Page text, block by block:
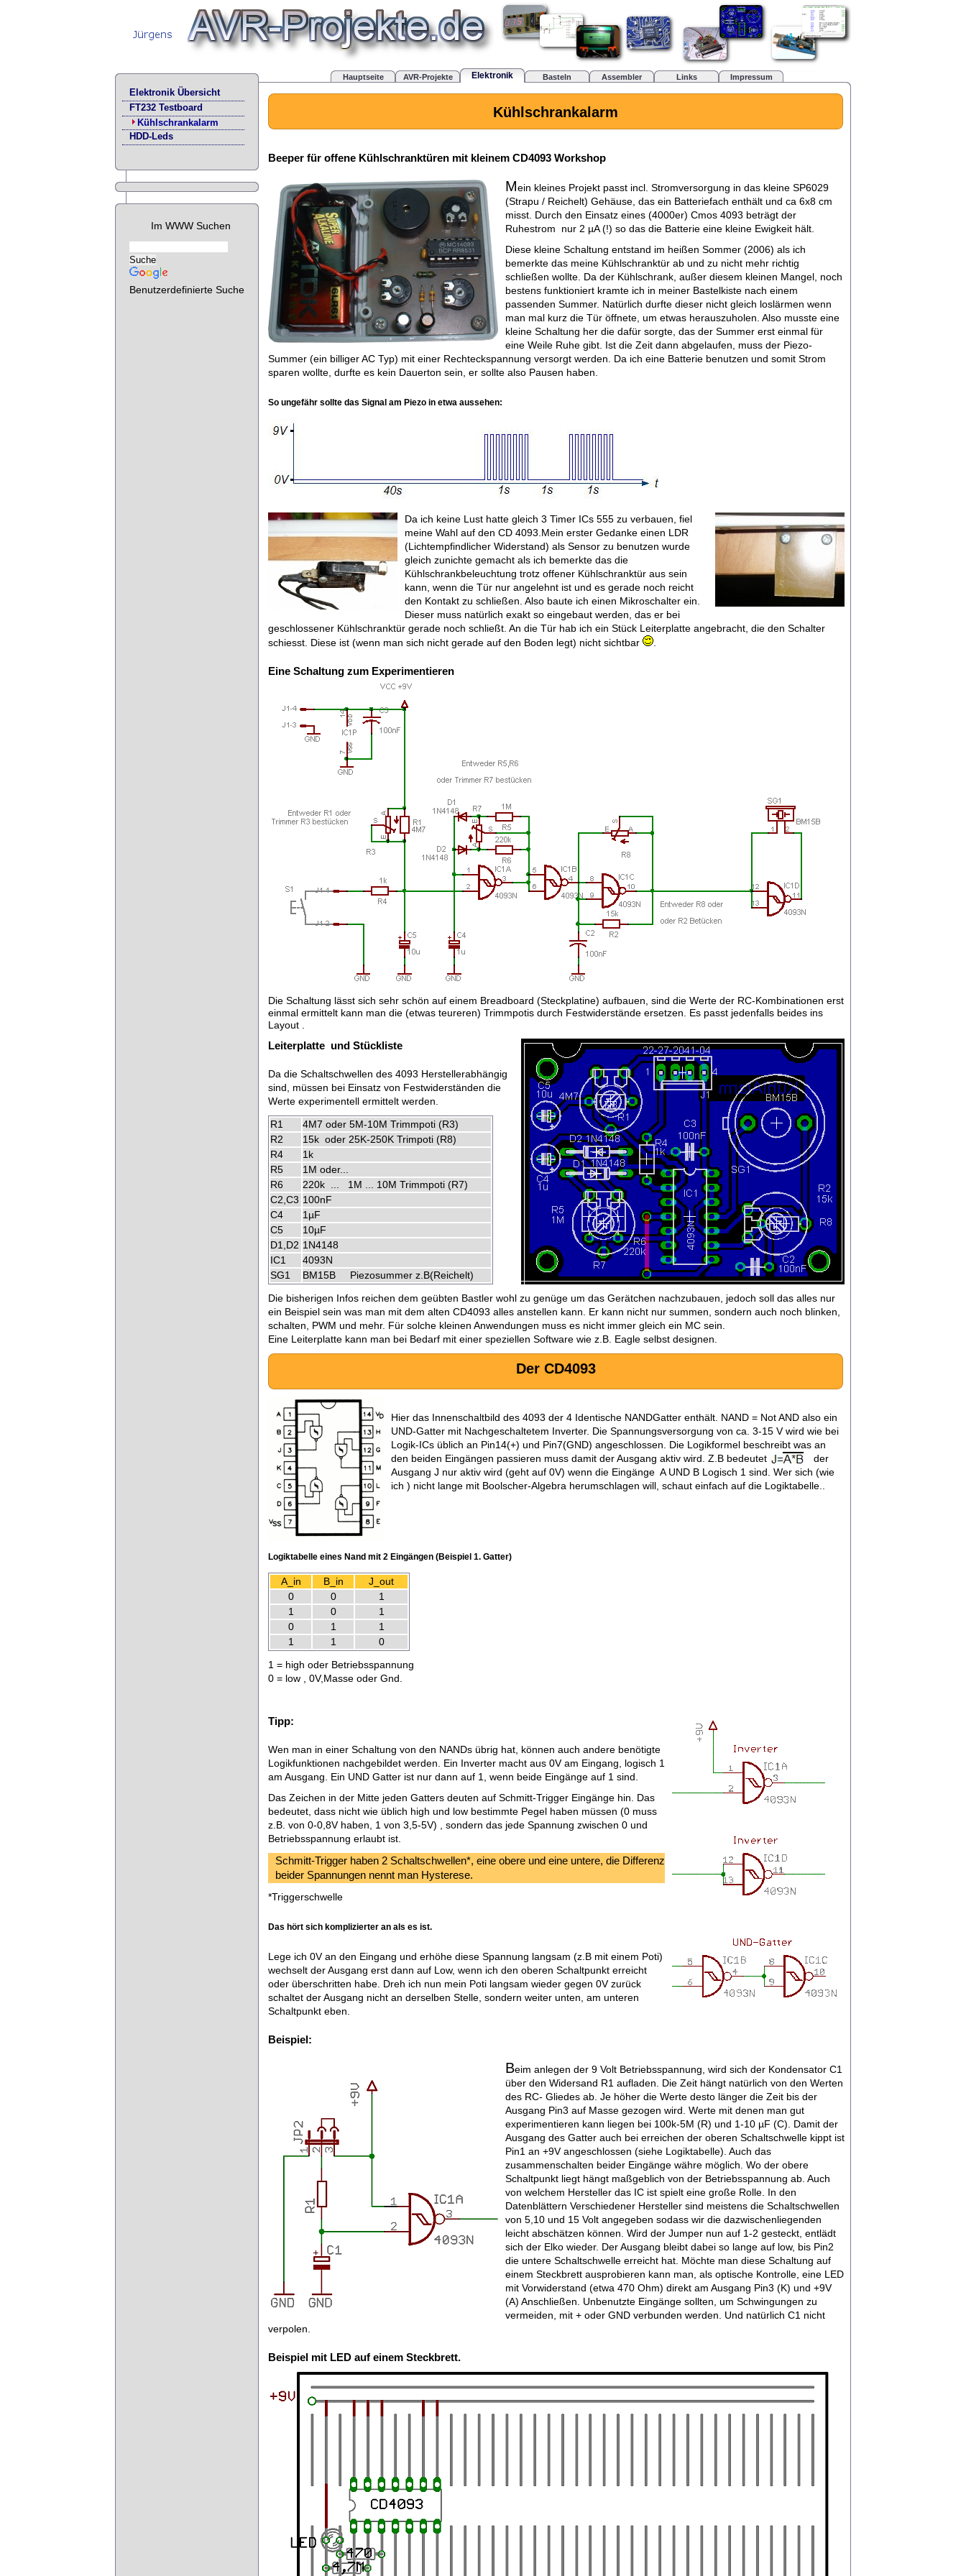
Hauptseite AVR-Projekte Elektronik Basteln Assembler Links Impressum
Elektronik Übersicht
FT232 Testboard
Kühlschrankalarm
HDD-Leds
Im WWW Suchen
Benutzerdefinierte Suche
Kühlschrankalarm
Beeper für offene Kühlschranktüren mit kleinem CD4093 Workshop
Mein kleines Projekt passt incl. Stromversorgung in das kleine SP6029
(Strapu / Reichelt) Gehäuse, das ein Batteriefach enthält und ca 6x8 cm
misst. Durch den Einsatz eines (4000er) Cmos 4093 beträgt der
Ruhestrom nur 2 µA (!) so das die Batterie eine kleine Ewigkeit hält.
Diese kleine Schaltung entstand im heißen Sommer (2006) als ich
bemerkte das meine Kühlschranktür ab und zu nicht mehr richtig
schließen wollte. Da der Kühlschrank, außer diesem kleinen Mangel, noch
bestens funktioniert kramte ich in meiner Bastelkiste nach einem
passenden Summer. Natürlich durfte dieser nicht gleich loslärmen wenn
man mal kurz die Tür öffnete, um etwas herauszuholen. Also musste eine
kleine Schaltung her die dafür sorgte, das der Summer erst einmal für
eine Weile Ruhe gibt. Ist die Zeit dann abgelaufen, muss der Piezo-
Summer (ein billiger AC Typ) mit einer Rechteckspannung versorgt werden. Da ich eine Batterie benutzen und somit Strom
sparen wollte, durfte es kein Dauerton sein, er sollte also Pausen haben.
So ungefähr sollte das Signal am Piezo in etwa aussehen:
Da ich keine Lust hatte gleich 3 Timer ICs 555 zu verbauen, fiel
meine Wahl auf den CD 4093.Mein erster Gedanke einen LDR
(Lichtempfindlicher Widerstand) als Sensor zu benutzen wurde
gleich zunichte gemacht als ich bemerkte das die
Kühlschrankbeleuchtung trotz offener Kühlschranktür aus sein
kann, wenn die Tür nur angelehnt ist und es gerade noch reicht
den Kontakt zu schließen. Also baute ich einen Mikroschalter ein.
Dieser muss natürlich exakt so eingebaut werden, das er bei
geschlossener Kühlschranktür gerade noch schließt. An die Tür hab ich ein Stück Leiterplatte angebracht, die den Schalter
schiesst. Diese ist (wenn man sich nicht gerade auf den Boden legt) nicht sichtbar
Eine Schaltung zum Experimentieren
Die Schaltung lässt sich sehr schön auf einem Breadboard (Steckplatine) aufbauen, sind die Werte der RC-Kombinationen erst
einmal ermittelt kann man die (etwas teureren) Trimmpotis durch Festwiderstände ersetzen. Es passt jedenfalls beides ins
Layout .
Leiterplatte und Stückliste
Da die Schaltschwellen des 4093 Herstellerabhängig
sind, müssen bei Einsatz von Festwiderständen die
Werte experimentell ermittelt werden.
R1
4M7 oder 5M-10M Trimmpoti (R3)
R2
15k oder 25K-250K Trimpoti (R8)
R4
1k
R5
1M oder...
R6
220k ... 1M ... 10M Trimmpoti (R7)
C2,C3 100nF
C4
1µF
C5
10µF
D1,D2 1N4148
IC1
4093N
SG1
BM15B Piezosummer z.B(Reichelt)
Die bisherigen Infos reichen dem geübten Bastler wohl zu genüge um das Gerätchen nachzubauen, jedoch soll das alles nur
ein Beispiel sein was man mit dem alten CD4093 alles anstellen kann. Er kann nicht nur summen, sondern auch noch blinken,
schalten, PWM und mehr. Für solche kleinen Anwendungen muss es nicht immer gleich ein MC sein.
Eine Leiterplatte kann man bei Bedarf mit einer speziellen Software wie z.B. Eagle selbst designen.
Der CD4093
Hier das Innenschaltbild des 4093 der 4 Identische NANDGatter enthält. NAND = Not AND also ein
UND-Gatter mit Nachgeschaltetem Inverter. Die Spannungsversorgung von ca. 3-15 V wird wie bei
Logik-ICs üblich an Pin14(+) und Pin7(GND) angeschlossen. Die Logikformel beschreibt was an
den beiden Eingängen passieren muss damit der Ausgang aktiv wird. Z.B bedeutet
der
Ausgang J nur aktiv wird (geht auf 0V) wenn die Eingänge A UND B Logisch 1 sind. Wer sich (wie
ich ) nicht lange mit Boolscher-Algebra herumschlagen will, schaut einfach auf die Logiktabelle..
Logiktabelle eines Nand mit 2 Eingängen (Beispiel 1. Gatter)
A_in B_in
J_out
0
0
1
1
0
1
0
1
1
1
1
0
1 = high oder Betriebsspannung
0 = low , 0V,Masse oder Gnd.
Tipp:
Wen man in einer Schaltung von den NANDs übrig hat, können auch andere benötigte
Logikfunktionen nachgebildet werden. Ein Inverter macht aus 0V am Eingang, logisch 1
am Ausgang. Ein UND Gatter ist nur dann auf 1, wenn beide Eingänge auf 1 sind.
Das Zeichen in der Mitte jeden Gatters deuten auf Schmitt-Trigger Eingänge hin. Das
bedeutet, dass nicht wie üblich high und low bestimmte Pegel haben müssen (0 muss
z.B. von 0-0,8V haben, 1 von 3,5-5V) , sondern das jede Spannung zwischen 0 und
Betriebsspannung erlaubt ist.
Schmitt-Trigger haben 2 Schaltschwellen*, eine obere und eine untere, die Differenz
beider Spannungen nennt man Hysterese.
*Triggerschwelle
Das hört sich komplizierter an als es ist.
Lege ich 0V an den Eingang und erhöhe diese Spannung langsam (z.B mit einem Poti)
wechselt der Ausgang erst dann auf Low, wenn ich den oberen Schaltpunkt erreicht
oder überschritten habe. Dreh ich nun mein Poti langsam wieder gegen 0V zurück
schaltet der Ausgang nicht an derselben Stelle, sondern weiter unten, am unteren
Schaltpunkt eben.
Beispiel:
Beim anlegen der 9 Volt Betriebsspannung, wird sich der Kondensator C1
über den Widersand R1 aufladen. Die Zeit hängt natürlich von den Werten
des RC- Gliedes ab. Je höher die Werte desto länger die Zeit bis der
Ausgang Pin3 auf Masse gezogen wird. Werte mit denen man gut
experimentieren kann liegen bei 100k-5M (R) und 1-10 µF (C). Damit der
Ausgang des Gatter auch bei erreichen der oberen Schaltschwelle kippt ist
Pin1 an +9V angeschlossen (siehe Logiktabelle). Auch das
zusammenschalten beider Eingänge währe möglich. Wo der obere
Schaltpunkt liegt hängt maßgeblich von der Betriebsspannung ab. Auch
von welchem Hersteller das IC ist spielt eine große Rolle. In den
Datenblättern Verschiedener Hersteller sind meistens die Schaltschwellen
von 5,10 und 15 Volt angegeben sodass wir die dazwischenliegenden
leicht abschätzen können. Wird der Jumper nun auf 1-2 gesteckt, entlädt
sich der Elko wieder. Der Ausgang bleibt dabei so lange auf low, bis Pin2
die untere Schaltschwelle erreicht hat. Möchte man diese Schaltung auf
einem Steckbrett ausprobieren kann man, als optische Kontrolle, eine LED
mit Vorwiderstand (etwa 470 Ohm) direkt am Ausgang Pin3 (K) und +9V
(A) Anschließen. Unbenutzte Eingänge sollten, um Schwingungen zu
vermeiden, mit + oder GND verbunden werden. Und natürlich C1 nicht
verpolen.
Beispiel mit LED auf einem Steckbrett.